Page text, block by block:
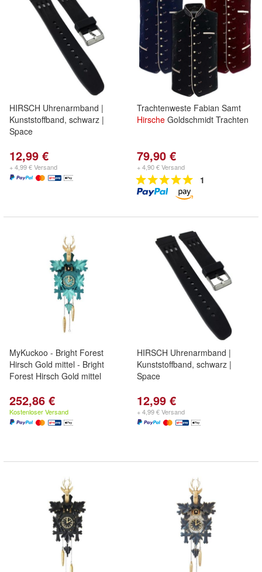
HIRSCH Uhrenarmband |
Kunststoffband, schwarz |
Space
12,99 €
+ 4,99 € Versand
Trachtenweste Fabian Samt
Hirsche Goldschmidt Trachten
79,90 €
+ 4,90 € Versand
1
MyKuckoo - Bright Forest
Hirsch Gold mittel - Bright
Forest Hirsch Gold mittel
252,86 €
Kostenloser Versand
HIRSCH Uhrenarmband |
Kunststoffband, schwarz |
Space
12,99 €
+ 4,99 € Versand